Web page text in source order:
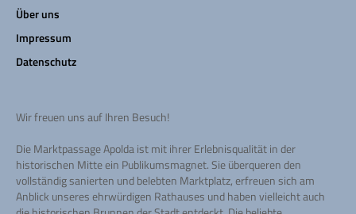
Über uns
Impressum
Datenschutz
Wir freuen uns auf Ihren Besuch!
Die Marktpassage Apolda ist mit ihrer Erlebnisqualität in der
historischen Mitte ein Publikumsmagnet. Sie überqueren den
vollständig sanierten und belebten Marktplatz, erfreuen sich am
Anblick unseres ehrwürdigen Rathauses und haben vielleicht auch